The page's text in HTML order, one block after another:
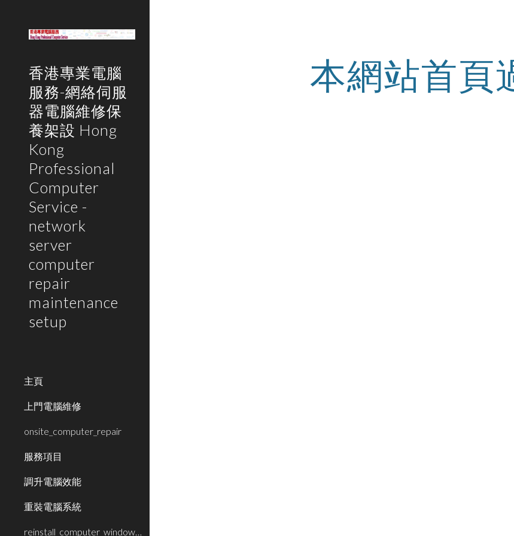
香港專業電腦
服務-網絡伺服
器電腦維修保
養架設 Hong
Kong
Professional
Computer
Service -
network
server
computer
repair
maintenance
setup
主頁
上門電腦維修
onsite_computer_repair
服務項目
調升電腦效能
重裝電腦系統
本網站首頁